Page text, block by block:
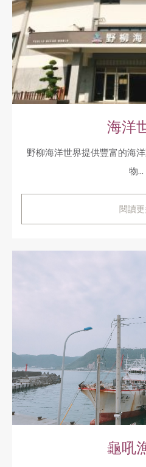
海洋
野柳海洋世界提供豐富的海
物...
閱讀更
龜吼